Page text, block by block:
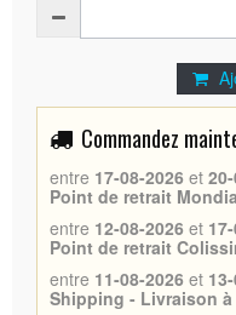
Commandez
entre 17-08-2026 et
Point de retrait
entre 12-08-2026 et
Point de retrait
entre 11-08-2026 et
Shipping - Livraison